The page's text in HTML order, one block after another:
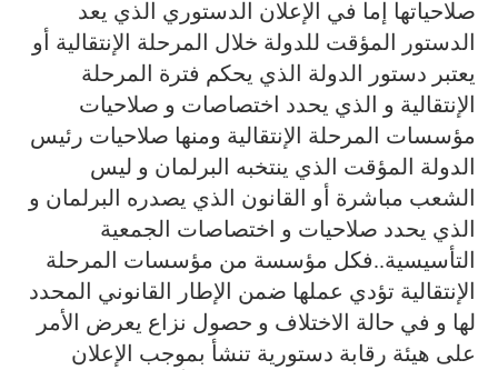
صلاحياتها إما في الإعلان الدستوري الذي يعد
الدستور المؤقت للدولة خلال المرحلة الإنتقالية أو
يعتبر دستور الدولة الذي يحكم فترة المرحلة
الإنتقالية و الذي يحدد اختصاصات و صلاحيات
مؤسسات المرحلة الإنتقالية ومنها صلاحيات رئيس
الدولة المؤقت الذي ينتخبه البرلمان و ليس
الشعب مباشرة أو القانون الذي يصدره البرلمان و
الذي يحدد صلاحيات و اختصاصات الجمعية
التأسيسية..فكل مؤسسة من مؤسسات المرحلة
الإنتقالية تؤدي عملها ضمن الإطار القانوني المحدد
لها و في حالة الاختلاف و حصول نزاع يعرض الأمر
على هيئة رقابة دستورية تنشأ بموجب الإعلان